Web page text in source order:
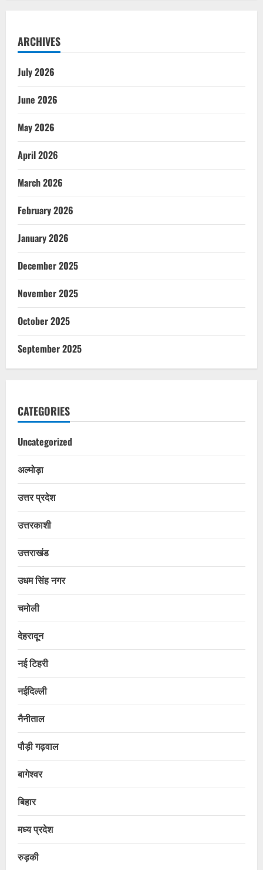
ARCHIVES
July 2026
June 2026
May 2026
April 2026
March 2026
February 2026
January 2026
December 2025
November 2025
October 2025
September 2025
CATEGORIES
Uncategorized
अल्मोड़ा
उत्तर प्रदेश
उत्तरकाशी
उत्तराखंड
उधम सिंह नगर
चमोली
देहरादून
नई टिहरी
नईदिल्ली
नैनीताल
पौड़ी गढ़वाल
बागेश्वर
बिहार
मध्य प्रदेश
रुड़की